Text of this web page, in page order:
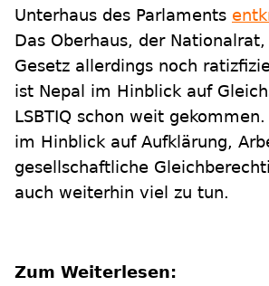
Unterhaus des Parlaments
Das Oberhaus, der
Gesetz allerdings noch
ist Nepal im Hinblick auf
LSBTIQ schon weit
im Hinblick auf Aufklärung,
gesellschaftliche
auch weiterhin viel zu tun.
Zum Weiterlesen: